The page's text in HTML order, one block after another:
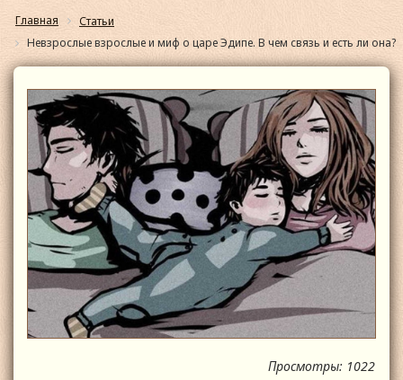
Главная
Статьи
Невзрослые взрослые и миф о царе Эдипе. В чем связь и есть ли она?
Просмотры: 1022